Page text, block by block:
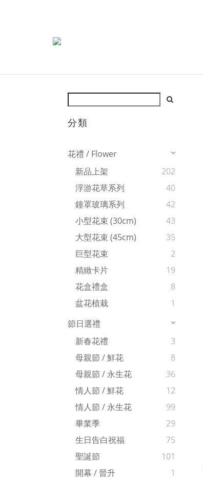
分類
花禮 / Flower
新品上架
202
浮游花草系列
40
鐘罩玻璃系列
42
小型花束 (30cm)
43
大型花束 (45cm)
35
巨型花束
2
精緻卡片
19
花盒禮盒
8
盆花植栽
1
節日選禮
新春花禮
3
母親節 / 鮮花
8
母親節 / 永生花
36
情人節 / 鮮花
12
情人節 / 永生花
99
畢業季
29
生日告白祝福
75
聖誕節
101
開幕 / 晉升
1